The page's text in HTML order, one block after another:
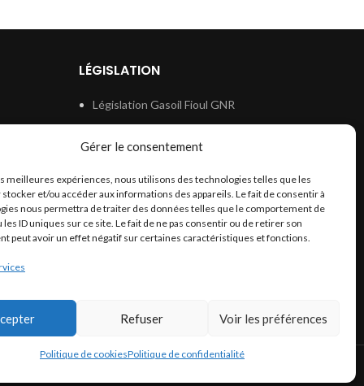
Gérer le consentement
meilleures expériences, nous utilisons des technologies telles que les
et/ou accéder aux informations des appareils. Le fait de consentir à
nous permettra de traiter des données telles que le comportement de
les ID uniques sur ce site. Le fait de ne pas consentir ou de retirer son
peut avoir un effet négatif sur certaines caractéristiques et fonctions.
Refuser Voir les préférences
Politique de cookiesPolitique de confidentialité
LÉGISLATION
Législation Gasoil Fioul GNR
Législation Eau
Législation Lubrifiant
Législation Phytosanitaire